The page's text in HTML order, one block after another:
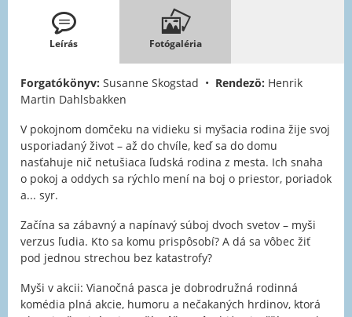
Leírás Fotógaléria
Forgatókönyv: Susanne Skogstad • Rendezö: Henrik
Martin Dahlsbakken
V pokojnom domčeku na vidieku si myšacia rodina žije svoj
usporiadaný život – až do chvíle, keď sa do domu
nasťahuje nič netušiaca ľudská rodina z mesta. Ich snaha
o pokoj a oddych sa rýchlo mení na boj o priestor, poriadok
a... syr.
Začína sa zábavný a napínavý súboj dvoch svetov – myši
verzus ľudia. Kto sa komu prispôsobí? A dá sa vôbec žiť
pod jednou strechou bez katastrofy?
Myši v akcii: Vianočná pasca je dobrodružná rodinná
komédia plná akcie, humoru a nečakaných hrdinov, ktorá